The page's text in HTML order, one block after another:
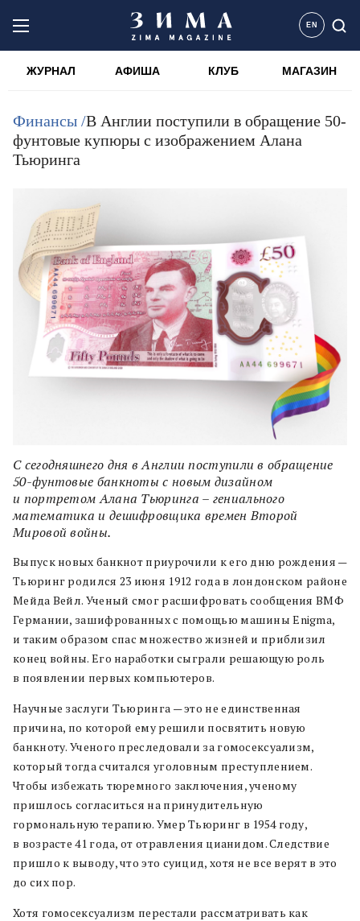
EN
ЖУРНАЛ АФИША КЛУБ МАГАЗИН
Финансы /В Англии поступили в обращение 50-
фунтовые купюры с изображением Алана
Тьюринга
С сегодняшнего дня в Англии поступили в обращение
50-фунтовые банкноты с новым дизайном
и портретом Алана Тьюринга ­– гениального
математика и дешифровщика времен Второй
Мировой войны.
Выпуск новых банкнот приурочили к его дню рождения —
Тьюринг родился 23 июня 1912 года в лондонском районе
Мейда Вейл. Ученый смог расшифровать сообщения ВМФ
Германии, зашифрованных с помощью машины Enigma,
и таким образом спас множество жизней и приблизил
конец войны. Его наработки сыграли решающую роль
в появлении первых компьютеров.
Научные заслуги Тьюринга — это не единственная
причина, по которой ему решили посвятить новую
банкноту. Ученого преследовали за гомосексуализм,
который тогда считался уголовным преступлением.
Чтобы избежать тюремного заключения, ученому
пришлось согласиться на принудительную
гормональную терапию. Умер Тьюринг в 1954 году,
в возрасте 41 года, от отравления цианидом. Следствие
пришло к выводу, что это суицид, хотя не все верят в это
до сих пор.
Хотя гомосексуализм перестали рассматривать как